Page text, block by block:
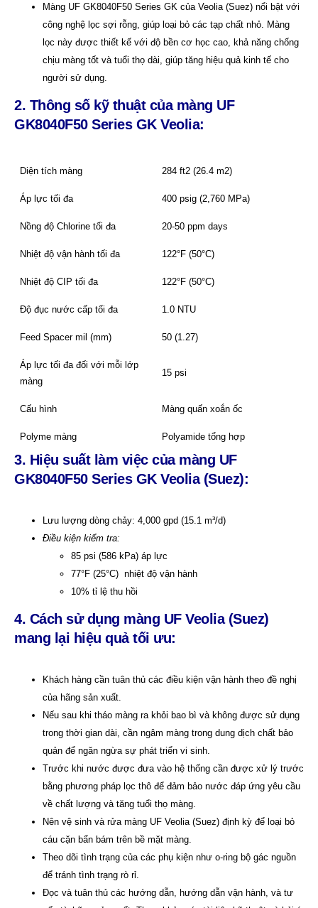
Màng UF GK8040F50 Series GK của Veolia (Suez) nổi bật với
công nghệ lọc sợi rỗng, giúp loại bỏ các tạp chất nhỏ. Màng
lọc này được thiết kế với độ bền cơ học cao, khả năng chống
chịu màng tốt và tuổi thọ dài, giúp tăng hiệu quả kinh tế cho
người sử dụng.
2. Thông số kỹ thuật của màng UF
GK8040F50 Series GK Veolia:
Diện tích màng 284 ft2 (26.4 m2)
Áp lực tối đa 400 psig (2,760 MPa)
Nồng độ Chlorine tối đa 20-50 ppm days
Nhiệt độ vận hành tối đa 122°F (50°C)
Nhiệt độ CIP tối đa 122°F (50°C)
Độ đục nước cấp tối đa 1.0 NTU
Feed Spacer mil (mm) 50 (1.27)
Áp lực tối đa đối với mỗi lớp
màng
15 psi
Cấu hình Màng quấn xoắn ốc
Polyme màng Polyamide tổng hợp
3. Hiệu suất làm việc của màng UF
GK8040F50 Series GK Veolia (Suez):
Lưu lượng dòng chảy: 4,000 gpd (15.1 m³/d)
Điều kiện kiểm tra:
85 psi (586 kPa) áp lực
77°F (25°C) nhiệt độ vận hành
10% tỉ lệ thu hồi
4. Cách sử dụng màng UF Veolia (Suez)
mang lại hiệu quả tối ưu:
Khách hàng cần tuân thủ các điều kiện vận hành theo đề nghị
của hãng sản xuất.
Nếu sau khi tháo màng ra khỏi bao bì và không được sử dụng
trong thời gian dài, cần ngâm màng trong dung dịch chất bảo
quản để ngăn ngừa sự phát triển vi sinh.
Trước khi nước được đưa vào hệ thống cần được xử lý trước
bằng phương pháp lọc thô để đảm bảo nước đáp ứng yêu cầu
về chất lượng và tăng tuổi thọ màng.
Nên vệ sinh và rửa màng UF Veolia (Suez) định kỳ để loại bỏ
cáu cặn bẩn bám trên bề mặt màng.
Theo dõi tình trạng của các phụ kiện như o-ring bộ gác nguồn
để tránh tình trạng rò rỉ.
Đọc và tuân thủ các hướng dẫn, hướng dẫn vận hành, và tư